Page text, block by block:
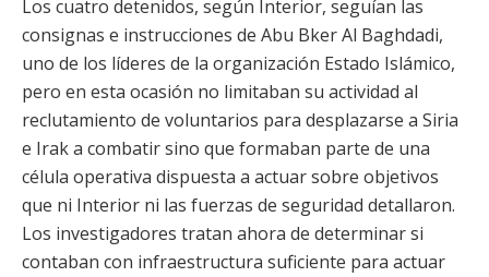
Los cuatro detenidos, según Interior, seguían las
consignas e instrucciones de Abu Bker Al Baghdadi,
uno de los líderes de la organización Estado Islámico,
pero en esta ocasión no limitaban su actividad al
reclutamiento de voluntarios para desplazarse a Siria
e Irak a combatir sino que formaban parte de una
célula operativa dispuesta a actuar sobre objetivos
que ni Interior ni las fuerzas de seguridad detallaron.
Los investigadores tratan ahora de determinar si
contaban con infraestructura suficiente para actuar